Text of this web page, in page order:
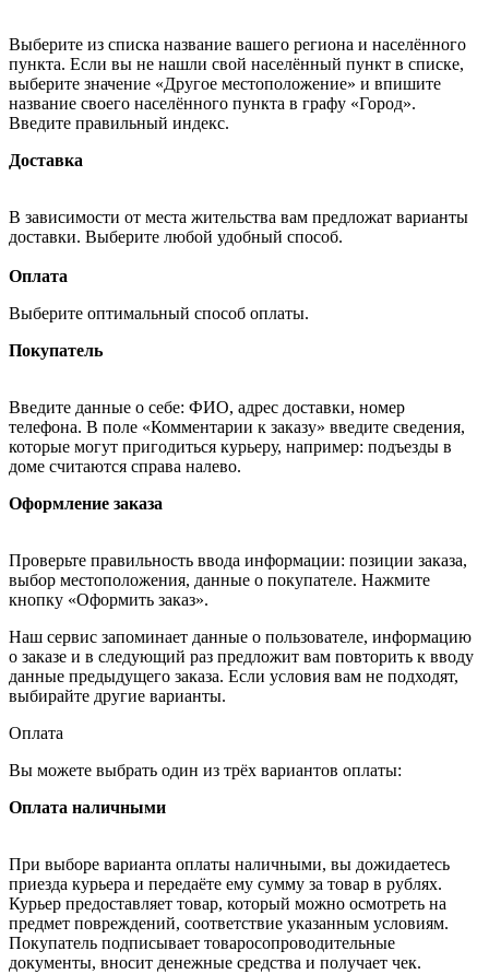
Выберите из списка название вашего региона и населённого
пункта. Если вы не нашли свой населённый пункт в списке,
выберите значение «Другое местоположение» и впишите
название своего населённого пункта в графу «Город».
Введите правильный индекс.
Доставка
В зависимости от места жительства вам предложат варианты
доставки. Выберите любой удобный способ.
Оплата
Выберите оптимальный способ оплаты.
Покупатель
Введите данные о себе: ФИО, адрес доставки, номер
телефона. В поле «Комментарии к заказу» введите сведения,
которые могут пригодиться курьеру, например: подъезды в
доме считаются справа налево.
Оформление заказа
Проверьте правильность ввода информации: позиции заказа,
выбор местоположения, данные о покупателе. Нажмите
кнопку «Оформить заказ».
Наш сервис запоминает данные о пользователе, информацию
о заказе и в следующий раз предложит вам повторить к вводу
данные предыдущего заказа. Если условия вам не подходят,
выбирайте другие варианты.
Оплата
Вы можете выбрать один из трёх вариантов оплаты:
Оплата наличными
При выборе варианта оплаты наличными, вы дожидаетесь
приезда курьера и передаёте ему сумму за товар в рублях.
Курьер предоставляет товар, который можно осмотреть на
предмет повреждений, соответствие указанным условиям.
Покупатель подписывает товаросопроводительные
документы, вносит денежные средства и получает чек.